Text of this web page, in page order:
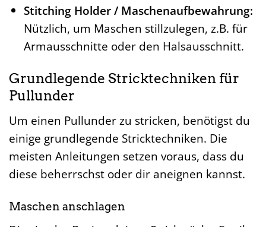
Stitching Holder / Maschenaufbewahrung:
Nützlich, um Maschen stillzulegen, z.B. für
Armausschnitte oder den Halsausschnitt.
Grundlegende Stricktechniken für
Pullunder
Um einen Pullunder zu stricken, benötigst du
einige grundlegende Stricktechniken. Die
meisten Anleitungen setzen voraus, dass du
diese beherrschst oder dir aneignen kannst.
Maschen anschlagen